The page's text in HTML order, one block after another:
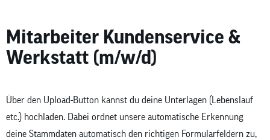
Mitarbeiter Kundenservice &
Werkstatt (m/w/d)
Über den Upload-Button kannst du deine Unterlagen (Lebenslauf
etc.) hochladen. Dabei ordnet unsere automatische Erkennung
deine Stammdaten automatisch den richtigen Formularfeldern zu,